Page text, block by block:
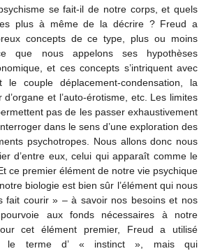
se fait-il de notre corps, et quels
plus à même de la décrire ? Freud a
concepts de ce type, plus ou moins
que nous appelons ses hypothèses
et ces concepts s’intriquent avec
le couple déplacement-condensation, la
et l’auto-érotisme, etc. Les limites
pas de les passer exhaustivement
dans le sens d’une exploration des
psychotropes. Nous allons donc nous
d’entre eux, celui qui apparaît comme le
ce premier élément de notre vie psychique
biologie est bien sûr l’élément qui nous
fait courir » – à savoir nos besoins et nos
aux fonds nécessaires à notre
cet élément premier, Freud a utilisé
le terme d’ « instinct », mais qui